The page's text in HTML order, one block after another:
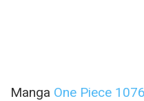
Manga One Piece 1076